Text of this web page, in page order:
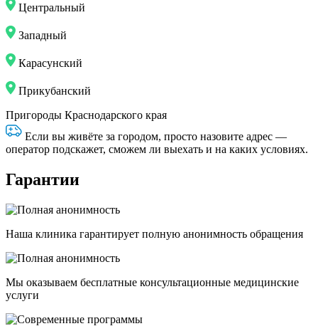
Центральный
Западный
Карасунский
Прикубанский
Пригороды Краснодарского края
Если вы живёте за городом, просто назовите адрес —
оператор подскажет, сможем ли выехать и на каких условиях.
Гарантии
Наша клиника гарантирует полную анонимность обращения
Мы оказываем бесплатные консультационные медицинские
услуги